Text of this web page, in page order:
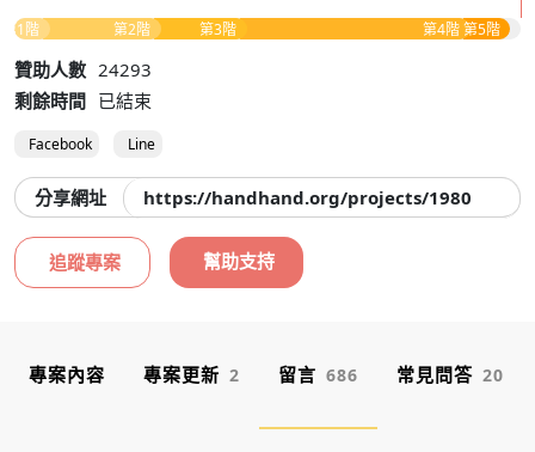
第1階
第2階 第3階 第4階 第5階
贊助人數 24293
剩餘時間 已結束
Facebook Line
分享網址 https://handhand.org/projects/1980
追蹤專案 幫助支持
專案內容 專案更新 2 留言 686 常見問答 20